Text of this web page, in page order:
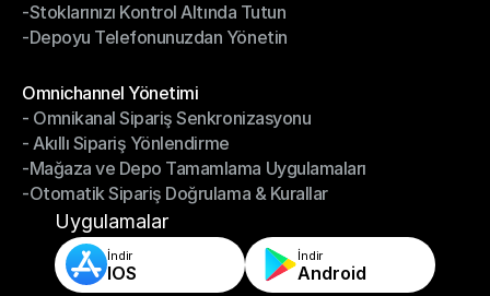
-Hızlı, Doğru Paketleme ve Gönderim
-Stoklarınızı Kontrol Altında Tutun
-Stoklarınızı Kontrol Altında Tutun
-Depoyu Telefonunuzdan Yönetin
Omnichannel Yönetimi
Omnichannel Yönetimi
- Omnikanal Sipariş Senkronizasyonu
- Omnikanal Sipariş Senkronizasyonu
- Akıllı Sipariş Yönlendirme
- Akıllı Sipariş Yönlendirme
-Mağaza ve Depo Tamamlama Uygulamaları
-Mağaza ve Depo Tamamlama Uygulamaları
-Otomatik Sipariş Doğrulama & Kurallar
-Otomatik Sipariş Doğrulama & Kurallar
Uygulamalar
İndir
IOS
İndir
Android